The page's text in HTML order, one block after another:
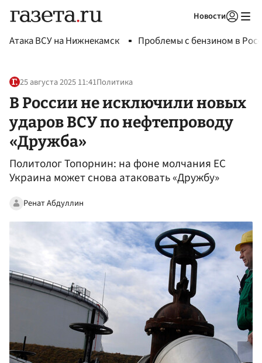
Новости
Атака ВСУ на Нижнекамск Проблемы с бензином в
25 августа 2025 11:41Политика
В России не исключили новых
ударов ВСУ по нефтепроводу
«Дружба»
Политолог Топорнин: на фоне молчания ЕС
Украина может снова атаковать «Дружбу»
Ренат Абдуллин